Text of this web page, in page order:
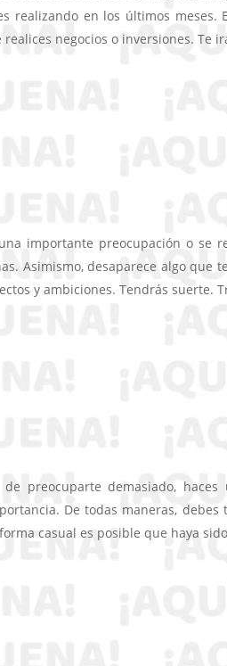
realizando en los últimos meses.
negocios o inversiones. Te
importante preocupación o se
Asimismo, desaparece algo que
y ambiciones. Tendrás suerte.
de preocuparte demasiado,
De todas maneras,
casual es posible que haya